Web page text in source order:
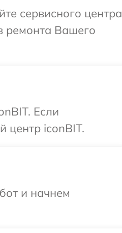
сервисного центра
ремонта Вашего
Если
центр iconBIT.
и начнем